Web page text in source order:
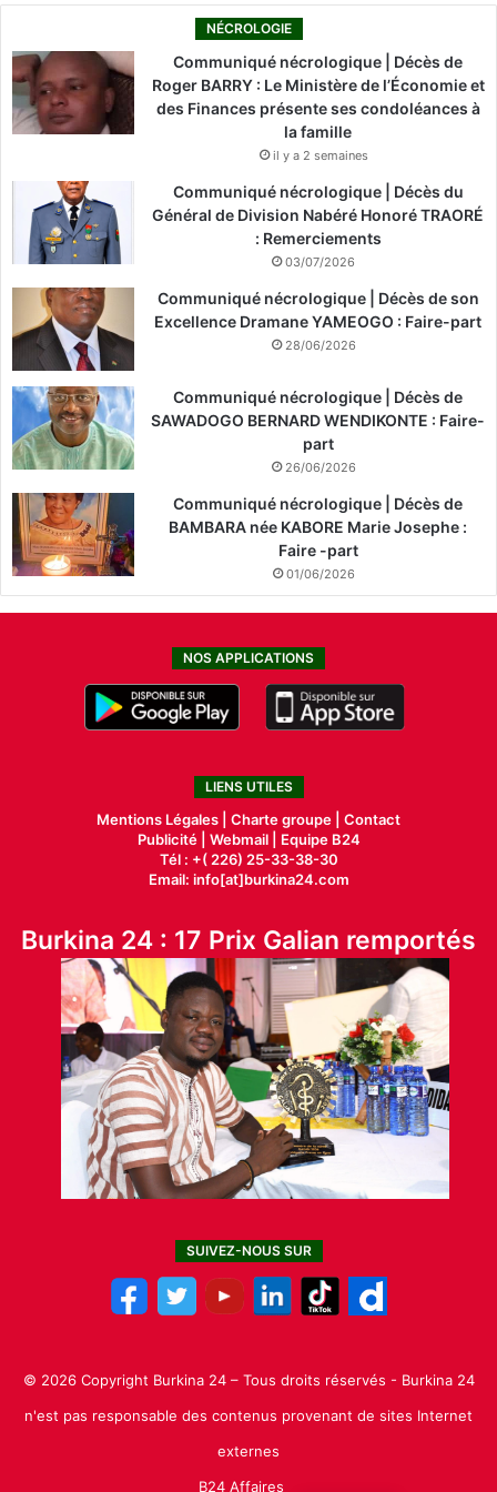
NÉCROLOGIE
Communiqué nécrologique | Décès de
Roger BARRY : Le Ministère de l’Économie et
des Finances présente ses condoléances à
la famille
il y a 2 semaines
Communiqué nécrologique | Décès du
Général de Division Nabéré Honoré TRAORÉ
: Remerciements
03/07/2026
Communiqué nécrologique | Décès de son
Excellence Dramane YAMEOGO : Faire-part
28/06/2026
Communiqué nécrologique | Décès de
SAWADOGO BERNARD WENDIKONTE : Faire-
part
26/06/2026
Communiqué nécrologique | Décès de
BAMBARA née KABORE Marie Josephe :
Faire -part
01/06/2026
NOS APPLICATIONS
LIENS UTILES
Mentions Légales | Charte groupe | Contact
Publicité| Webmail |
Equipe B24
Tél : +( 226) 25-33-38-30
Email: info[at]burkina24.com
Burkina 24 : 17 Prix Galian remportés
SUIVEZ-NOUS SUR
© 2026 Copyright Burkina 24 – Tous droits réservés - Burkina 24
n'est pas responsable des contenus provenant de sites Internet
externes
B24 Affaires